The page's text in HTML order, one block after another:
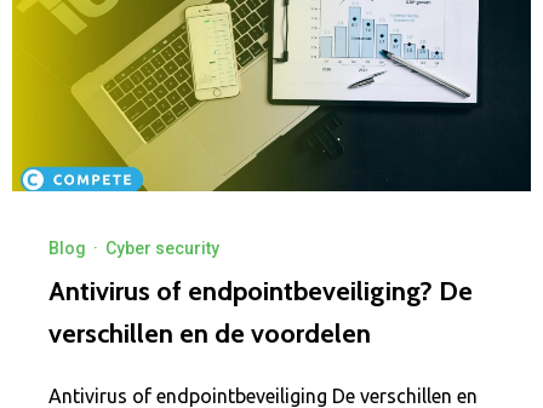
Blog · Cyber security
Antivirus of endpointbeveiliging? De
verschillen en de voordelen
Antivirus of endpointbeveiliging De verschillen en